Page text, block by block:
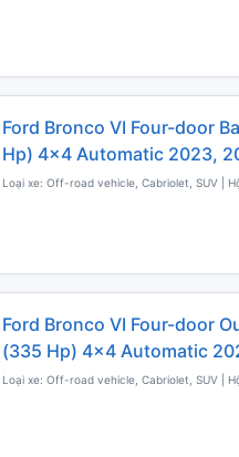
Ford Bronco VI Four-door
Hp) 4x4 Automatic 2023,
Loại xe: Off-road vehicle, Cabriolet, SUV |
Ford Bronco VI Four-door
(335 Hp) 4x4 Automatic
Loại xe: Off-road vehicle, Cabriolet, SUV |